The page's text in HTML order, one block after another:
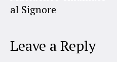
al Signore
Leave a Reply